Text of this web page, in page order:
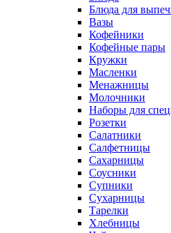
Блюда для
Вазы
Кофейники
Кофейные пары
Кружки
Масленки
Менажницы
Молочники
Наборы для
Розетки
Салатники
Салфетницы
Сахарницы
Соусники
Супники
Сухарницы
Тарелки
Хлебницы